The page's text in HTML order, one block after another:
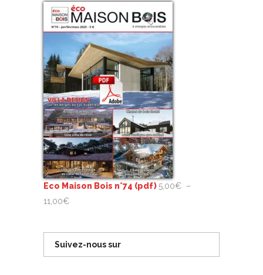
Eco Maison Bois n°74 (pdf)5,00€ –
11,00€Plage
prix :
5,00€
Suivez-nous sur